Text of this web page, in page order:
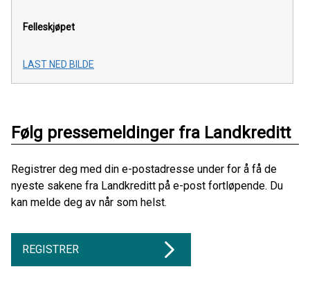
Felleskjøpet
LAST NED BILDE
Følg pressemeldinger fra Landkreditt
Registrer deg med din e-postadresse under for å få de
nyeste sakene fra Landkreditt på e-post fortløpende. Du
kan melde deg av når som helst.
REGISTRER